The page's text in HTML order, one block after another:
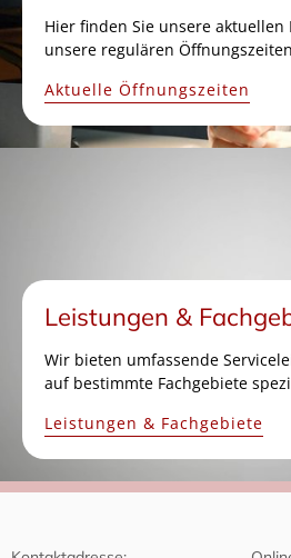
Hier finden Sie unsere
unsere regulären
Aktuelle Öffnungszeiten
Leistungen &
Wir bieten umfassende
auf bestimmte Fachgebiete
Leistungen & Fachgebiete